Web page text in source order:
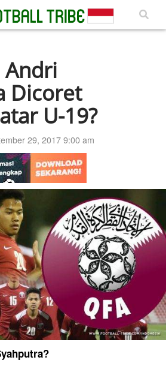
Andri
Dicoret
U-19?
29, 2017 9:00 am